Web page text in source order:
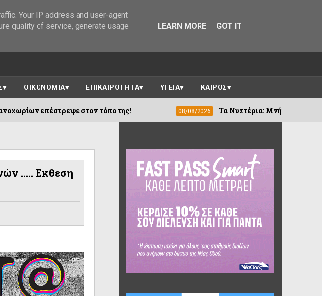
ΟΙΚΟΝΟΜΙΑ ΕΠΙΚΑΙΡΟΤΗΤΑ ΥΓΕΙΑ ΚΑΙΡΟΣ
στον τόπο της! 08/08/2026 Τα Νυχτέρια: Μνήμες, Τραγούδια και
..... Eκθεση
Your IP address and user-agent
quality of service, generate usage
LEARN MORE GOT IT